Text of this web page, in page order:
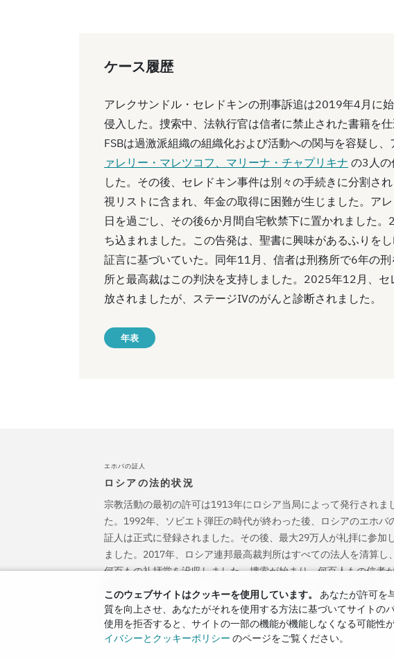
ケース履歴
アレクサンドル・セレドキンの刑事訴追は2019年4月に
侵入した。捜索中、法執行官は信者に禁止された書籍を
FSBは過激派組織の組織化および活動への関与を容疑し
ァレリー・マレツコフ、マリーナ・チャプリキナ の3人の
した。その後、セレドキン事件は別々の手続きに分割さ
視リストに含まれ、年金の取得に困難が生じました。ア
日を過ごし、その後6か月間自宅軟禁下に置かれました
ち込まれました。この告発は、聖書に興味があるふりを
証言に基づいていた。同年11月、信者は刑務所で6年の
所と最高裁はこの判決を支持しました。2025年12月、
放されましたが、ステージIVのがんと診断されました。
年表
エホバの証人
ロシアの法的状況
宗教活動の最初の許可は1913年にロシア当局によって発行されま
た。1992年、ソビエト弾圧の時代が終わった後、ロシアのエホバ
証人は正式に登録されました。その後、最大29万人が礼拝に参加
ました。2017年、ロシア連邦最高裁判所はすべての法人を清算し、
何百もの礼拝堂を没収しました。捜索が始まり、何百人もの信者
刑務所に送られました。2022年、ECHRはエホバの証人を無罪と
刑事訴追を停止し、彼らに引き起こされたすべての危害を補償す
よう命じました。
このウェブサイトはクッキーを使用しています。
あなたが許可を
質を向上させ、あなたがそれを使用する方法に基づいてサイト
使用を拒否すると、サイトの一部の機能が機能しなくなる可能性
イバシーとクッキーポリシー のページをご覧ください。